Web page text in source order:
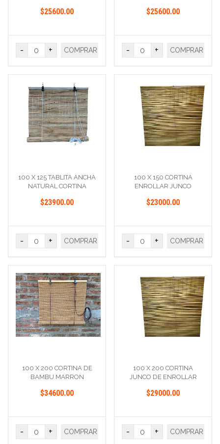
$25600.00
- + COMPRAR
$25600.00
- + COMPRAR
100 X 125 TABLITA ANCHA
NATURAL CORTINA
$23900.00
- + COMPRAR
100 X 150 CORTINA
ENROLLAR JUNCO
$23000.00
- + COMPRAR
100 X 200 CORTINA DE
BAMBU MARRON
$34600.00
- + COMPRAR
100 X 200 CORTINA
JUNCO DE ENROLLAR
$29000.00
- + COMPRAR